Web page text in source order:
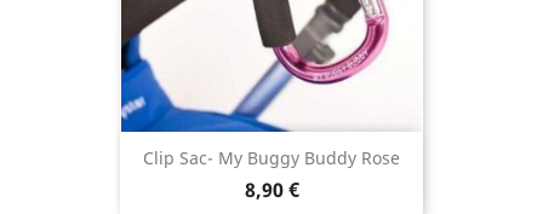
Clip Sac- My Buggy Buddy Rose
8,90 €